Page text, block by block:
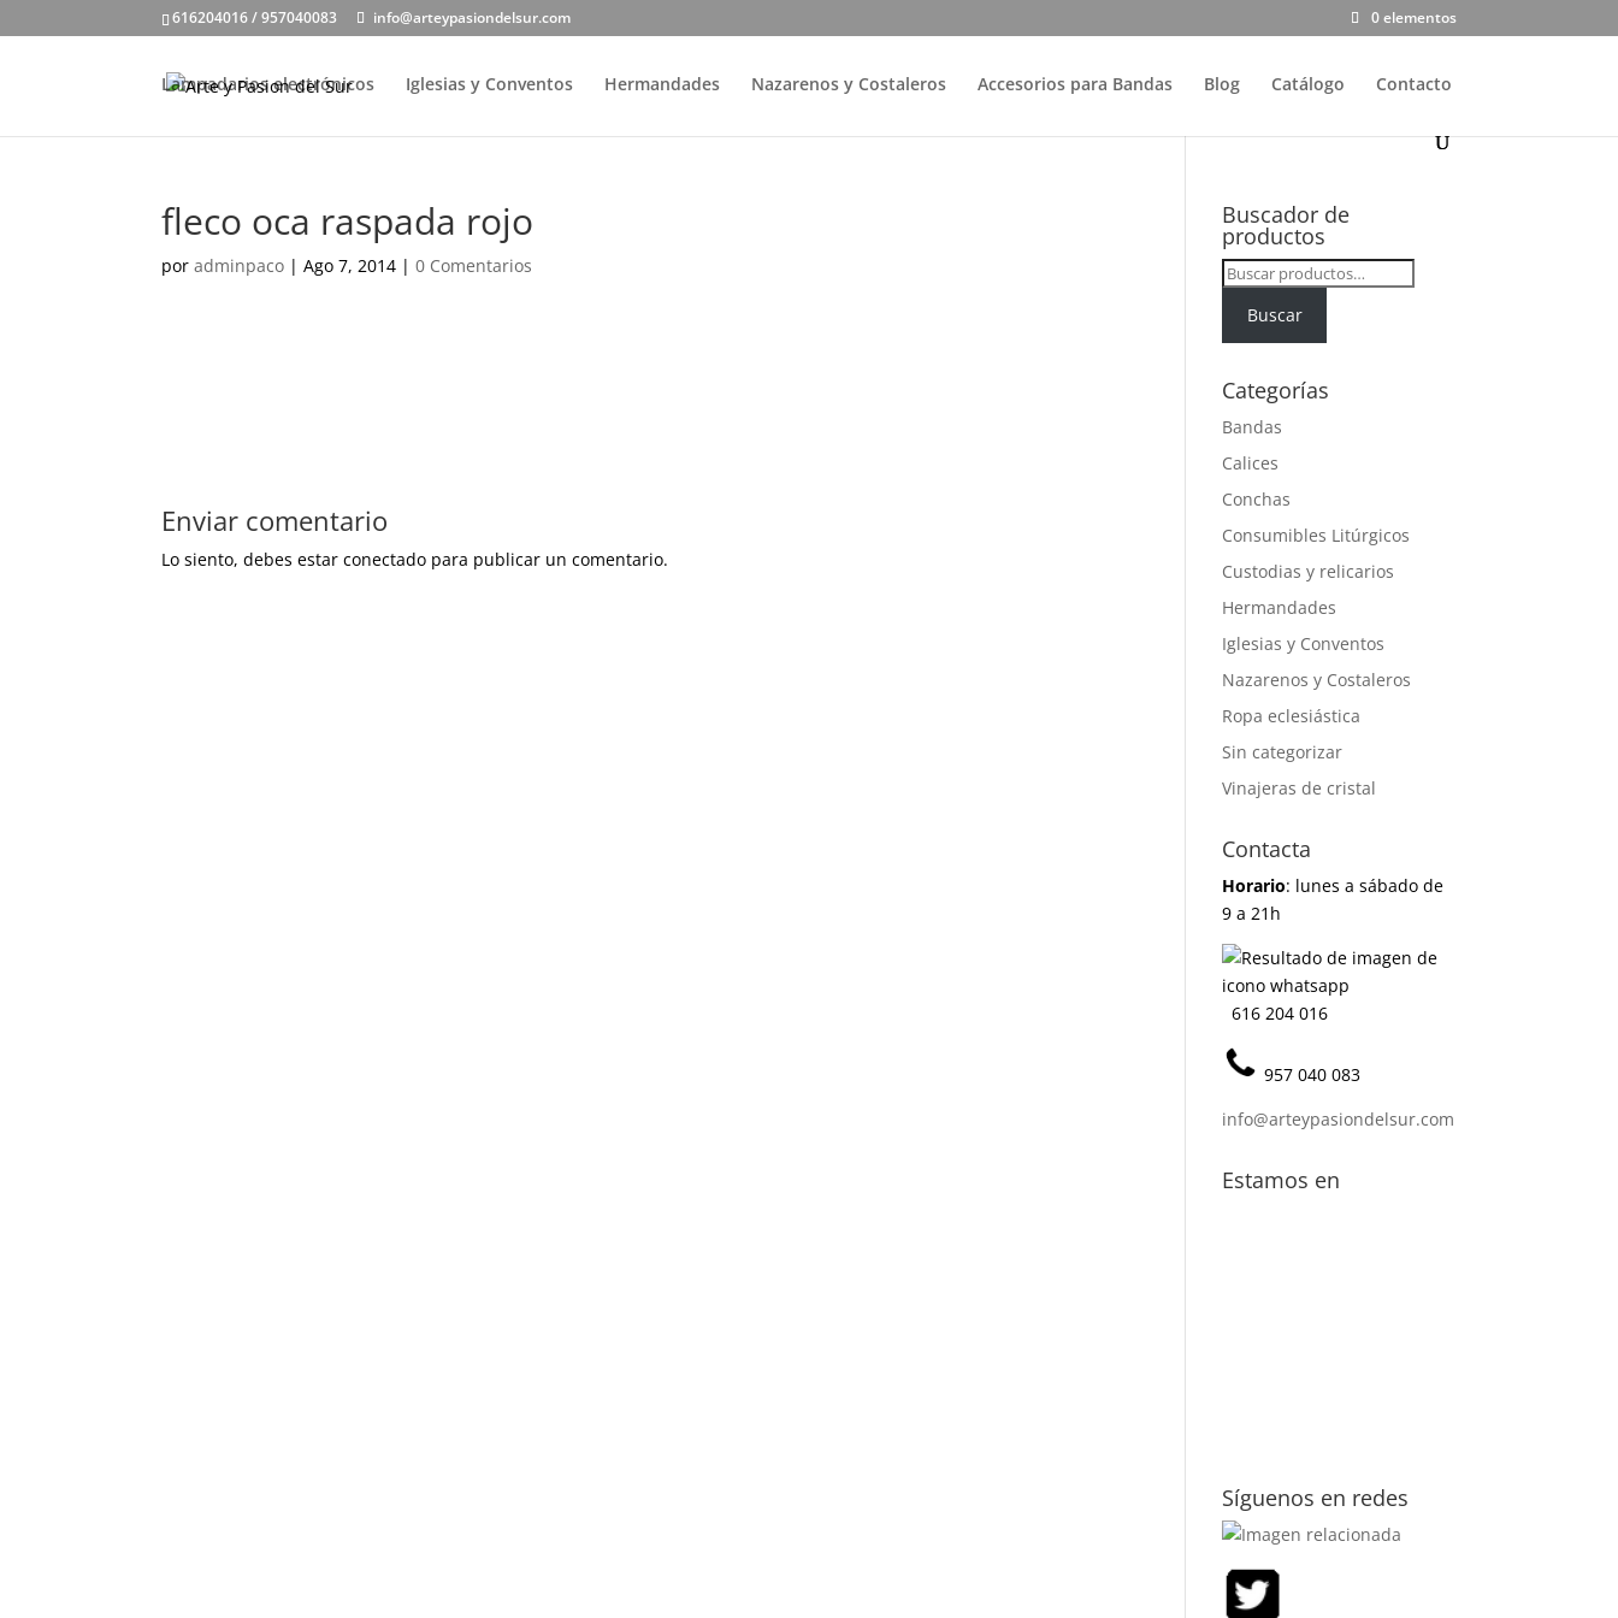
616204016 / 957040083 info@arteypasiondelsur.com 0 elementos
Lampadarios electrónicos Iglesias y Conventos Hermandades Nazarenos y Costaleros Accesorios para Bandas Blog Catálogo Contacto
fleco oca raspada rojo
poradminpaco |Ago 7, 2014 |0 Comentarios
Enviar comentario
Lo siento, debes estarconectado para publicar un comentario.
Buscador de
productos
Buscar
Buscar
Categorías
Bandas
Calices
Conchas
Consumibles Litúrgicos
Custodias y relicarios
Hermandades
Iglesias y Conventos
Nazarenos y Costaleros
Ropa eclesiástica
Sin categorizar
Vinajeras de cristal
Contacta
Horario: lunes a sábado de
9 a 21h
616 204 016
957 040 083
info@arteypasiondelsur.com
Estamos en
Síguenos en redes